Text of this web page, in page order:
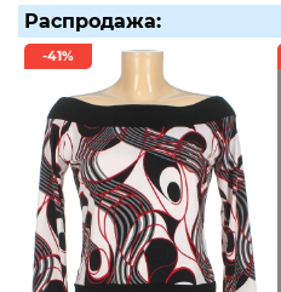
Распродажа:
-41%